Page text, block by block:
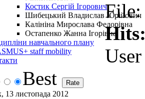
Костик Сергій Ігорович
Шибецький Владислав Юрійович
Калініна Мирослава Федорівна
Остапенко Жанна Ігорівна
навчального плану
staff mobility
Best
13 листопада 2012